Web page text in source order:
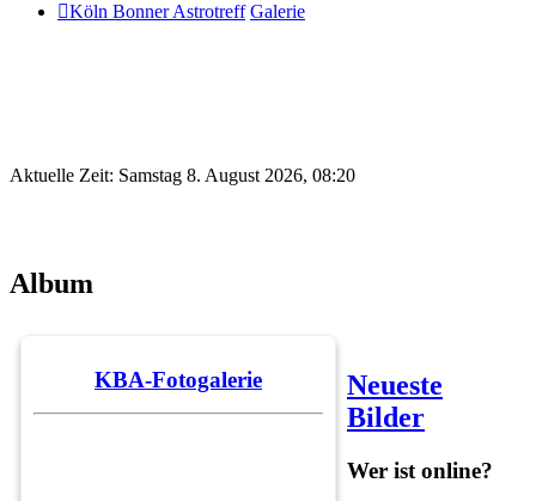
Köln Bonner Astrotreff Galerie
Aktuelle Zeit: Samstag 8. August 2026, 08:20
Album
KBA-Fotogalerie
Neueste
Bilder
Wer ist online?